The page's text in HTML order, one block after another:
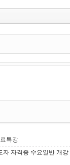
특강
자 자격증 수요일반 개강